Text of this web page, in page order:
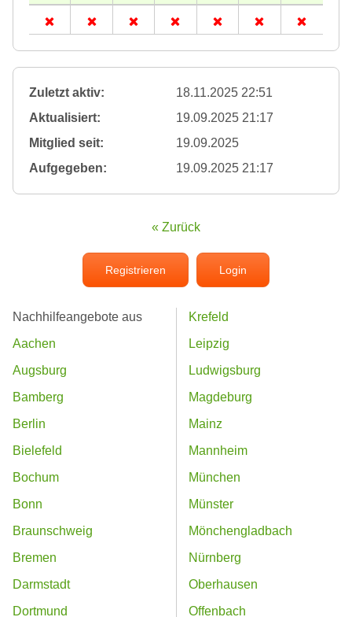
Zuletzt aktiv:
18.11.2025 22:51
Aktualisiert:
19.09.2025 21:17
Mitglied seit:
19.09.2025
Aufgegeben:
19.09.2025 21:17
« Zurück
Registrieren Login
Nachhilfeangebote aus
Aachen
Augsburg
Bamberg
Berlin
Bielefeld
Bochum
Bonn
Braunschweig
Bremen
Darmstadt
Dortmund
Krefeld
Leipzig
Ludwigsburg
Magdeburg
Mainz
Mannheim
München
Münster
Mönchengladbach
Nürnberg
Oberhausen
Offenbach